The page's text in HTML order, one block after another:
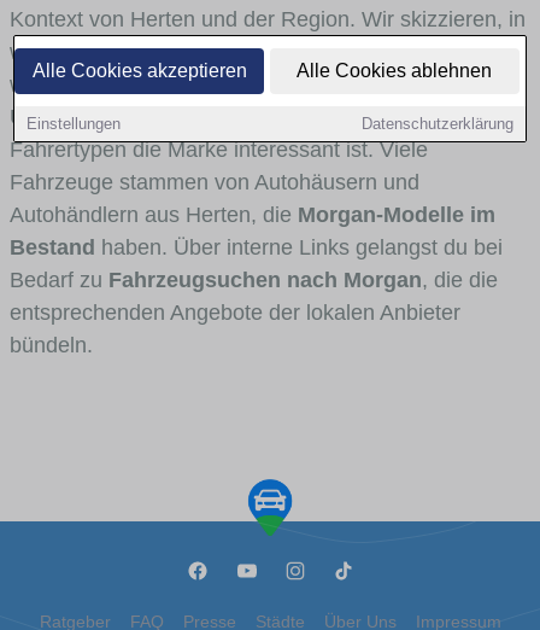
Alle Cookies akzeptieren Alle Cookies ablehnen
Einstellungen Datenschutzerklärung
Kontext von Herten und der Region. Wir skizzieren, in
welchen Fahrzeugklassen Morgan stark vertreten ist,
welche Modellreihen häufig im Stadt- und
Umlandverkehr zu sehen sind und für welche
Fahrertypen die Marke interessant ist. Viele
Fahrzeuge stammen von Autohäusern und
Autohändlern aus Herten, die Morgan-Modelle im
Bestand haben. Über interne Links gelangst du bei
Bedarf zu Fahrzeugsuchen nach Morgan, die die
entsprechenden Angebote der lokalen Anbieter
bündeln.
Ratgeber FAQ Presse Städte Über Uns Impressum